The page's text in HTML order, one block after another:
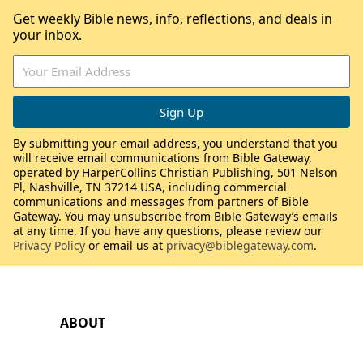
ABOUT
Get weekly Bible news, info, reflections, and deals in
your inbox.
By submitting your email address, you understand that you
will receive email communications from Bible Gateway,
operated by HarperCollins Christian Publishing, 501 Nelson
Pl, Nashville, TN 37214 USA, including commercial
communications and messages from partners of Bible
Gateway. You may unsubscribe from Bible Gateway’s emails
at any time. If you have any questions, please review our
Privacy Policy or email us at privacy@biblegateway.com.